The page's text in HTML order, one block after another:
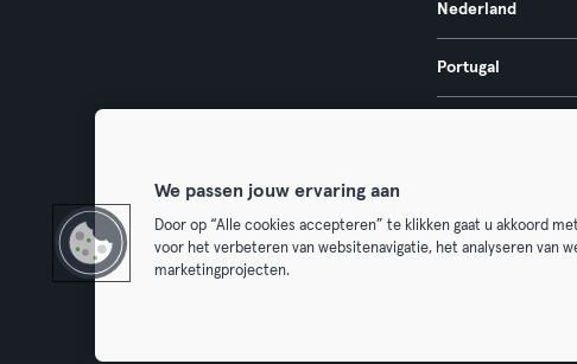
Nederland
Portugal
Algemene
We passen jouw ervaring aan
Door op “Alle cookies accepteren” te klikken gaat u akkoord
voor het verbeteren van websitenavigatie, het analyseren van
marketingprojecten.